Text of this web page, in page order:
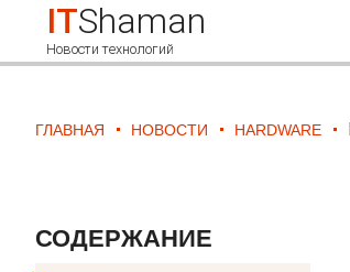
ITShaman
Новости технологий
ГЛАВНАЯ НОВОСТИ HARDWARE
СОДЕРЖАНИЕ